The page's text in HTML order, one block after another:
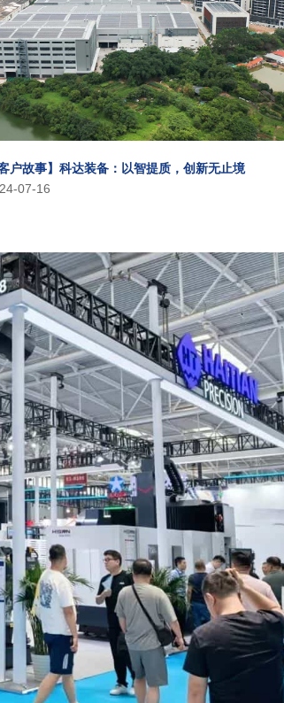
客户故事】科达装备：以智提质，创新无止境
07-16